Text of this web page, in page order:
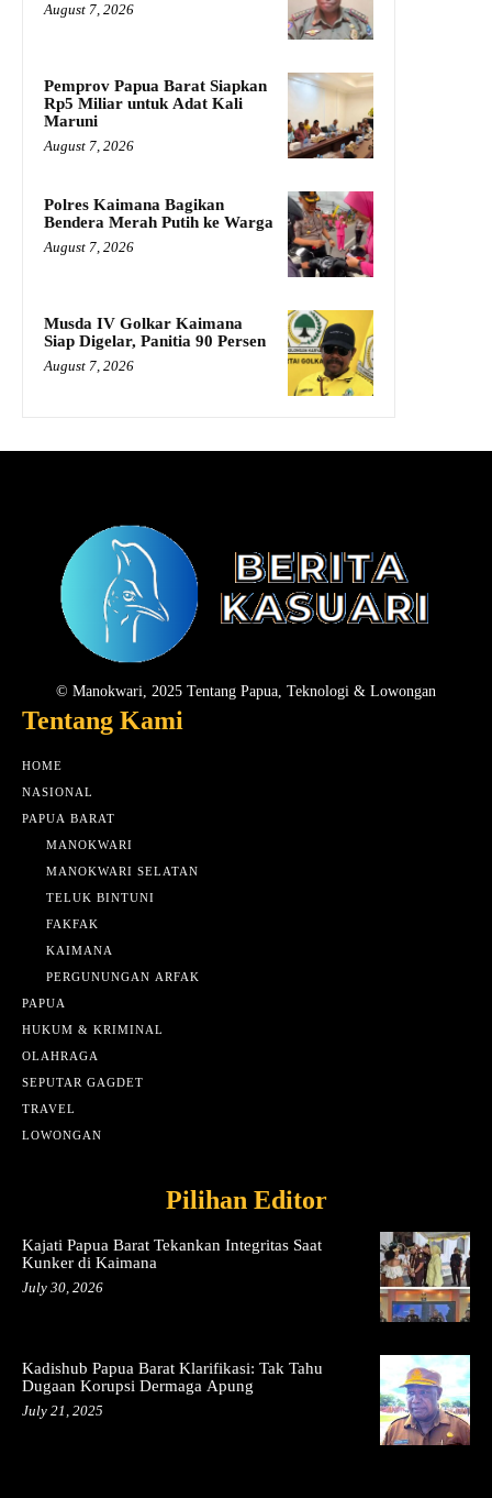
August 7, 2026
Pemprov Papua Barat Siapkan
Rp5 Miliar untuk Adat Kali
Maruni
August 7, 2026
Polres Kaimana Bagikan
Bendera Merah Putih ke Warga
August 7, 2026
Musda IV Golkar Kaimana
Siap Digelar, Panitia 90 Persen
August 7, 2026
© Manokwari, 2025 Tentang Papua, Teknologi & Lowongan
Tentang Kami
HOME
NASIONAL
PAPUA BARAT
MANOKWARI
MANOKWARI SELATAN
TELUK BINTUNI
FAKFAK
KAIMANA
PERGUNUNGAN ARFAK
PAPUA
HUKUM & KRIMINAL
OLAHRAGA
SEPUTAR GAGDET
TRAVEL
LOWONGAN
Pilihan Editor
Kajati Papua Barat Tekankan Integritas Saat
Kunker di Kaimana
July 30, 2026
Kadishub Papua Barat Klarifikasi: Tak Tahu
Dugaan Korupsi Dermaga Apung
July 21, 2025